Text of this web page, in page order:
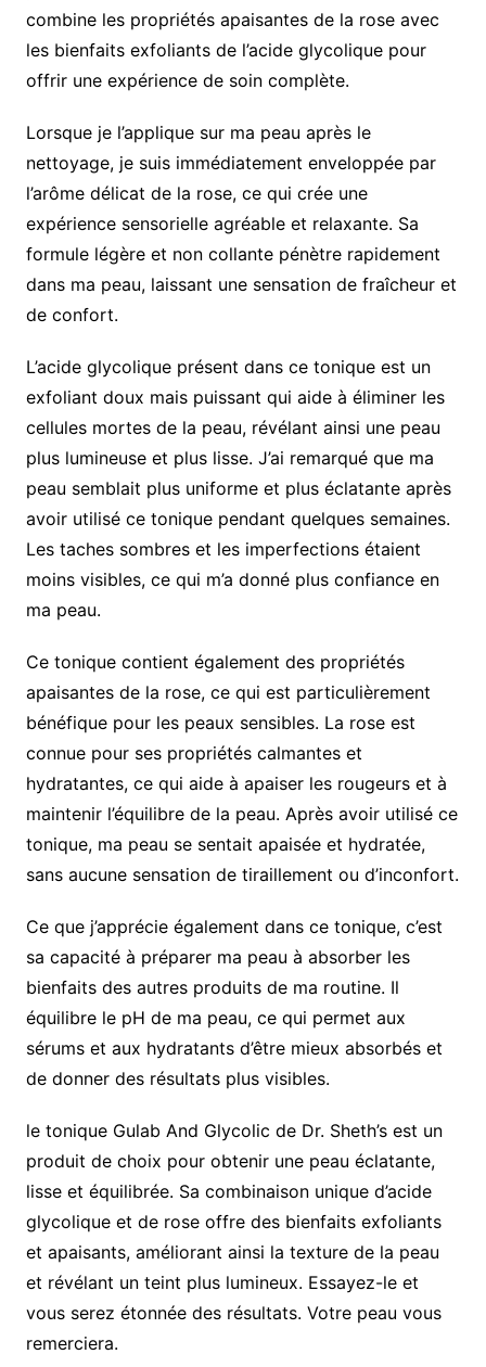
combine les propriétés apaisantes de la rose avec
les bienfaits exfoliants de l’acide glycolique pour
offrir une expérience de soin complète.
Lorsque je l’applique sur ma peau après le
nettoyage, je suis immédiatement enveloppée par
l’arôme délicat de la rose, ce qui crée une
expérience sensorielle agréable et relaxante. Sa
formule légère et non collante pénètre rapidement
dans ma peau, laissant une sensation de fraîcheur et
de confort.
L’acide glycolique présent dans ce tonique est un
exfoliant doux mais puissant qui aide à éliminer les
cellules mortes de la peau, révélant ainsi une peau
plus lumineuse et plus lisse. J’ai remarqué que ma
peau semblait plus uniforme et plus éclatante après
avoir utilisé ce tonique pendant quelques semaines.
Les taches sombres et les imperfections étaient
moins visibles, ce qui m’a donné plus confiance en
ma peau.
Ce tonique contient également des propriétés
apaisantes de la rose, ce qui est particulièrement
bénéfique pour les peaux sensibles. La rose est
connue pour ses propriétés calmantes et
hydratantes, ce qui aide à apaiser les rougeurs et à
maintenir l’équilibre de la peau. Après avoir utilisé ce
tonique, ma peau se sentait apaisée et hydratée,
sans aucune sensation de tiraillement ou d’inconfort.
Ce que j’apprécie également dans ce tonique, c’est
sa capacité à préparer ma peau à absorber les
bienfaits des autres produits de ma routine. Il
équilibre le pH de ma peau, ce qui permet aux
sérums et aux hydratants d’être mieux absorbés et
de donner des résultats plus visibles.
le tonique Gulab And Glycolic de Dr. Sheth’s est un
produit de choix pour obtenir une peau éclatante,
lisse et équilibrée. Sa combinaison unique d’acide
glycolique et de rose offre des bienfaits exfoliants
et apaisants, améliorant ainsi la texture de la peau
et révélant un teint plus lumineux. Essayez-le et
vous serez étonnée des résultats. Votre peau vous
remerciera.